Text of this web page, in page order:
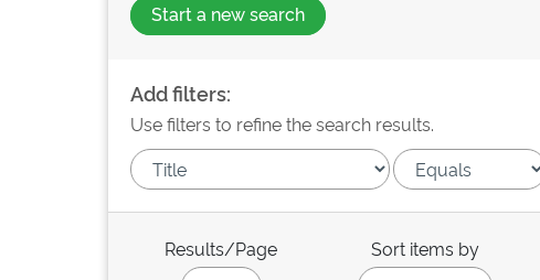
Start a new search
Add filters:
Use filters to refine the search results.
Results/Page Sort items by